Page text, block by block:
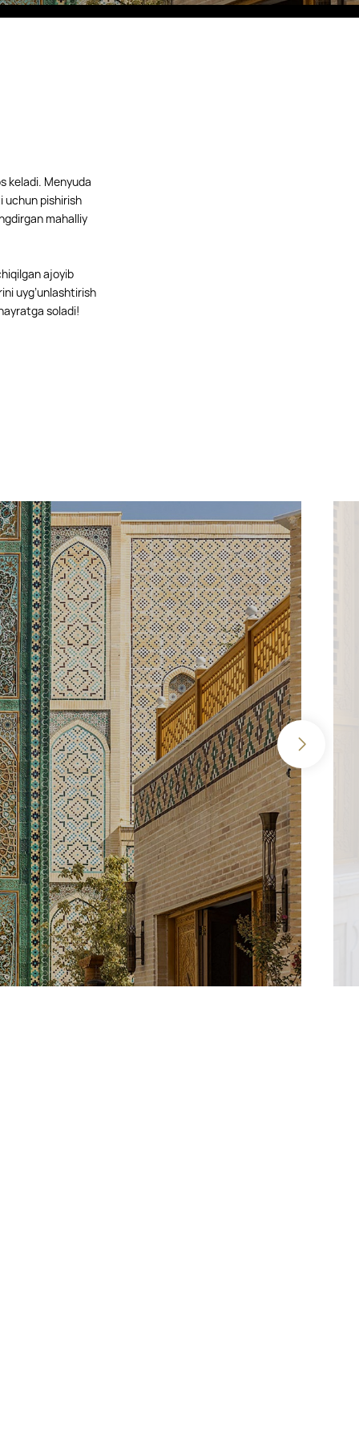
Eco Village Grand
keladi. Menyuda
uchun pishirish
mahalliy
ajoyib
uyg’unlashtirish
soladi!